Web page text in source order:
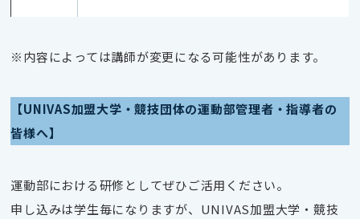
※内容によっては講師が変更になる可能性があります。
【UNIVAS加盟大学・競技団体の運動部管理者・指導者の
皆様へ】
運動部における研修としてぜひご活用ください。
申し込みは学生毎になりますが、UNIVAS加盟大学・競技